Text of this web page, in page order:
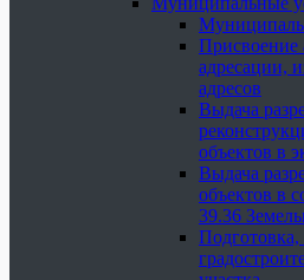
Присвоение
адресации,
адресов
Выдача
объектов в
Выдача
объектов в
39.36
Подготовка,